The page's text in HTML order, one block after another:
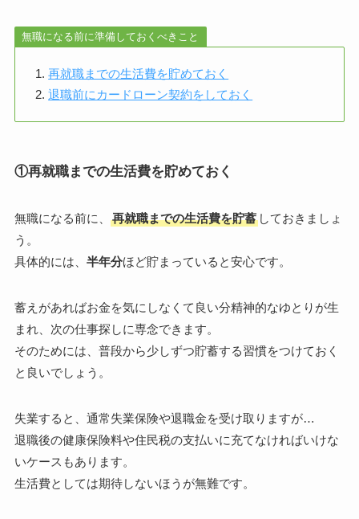
無職になる前に準備しておくべきこと
再就職までの生活費を貯めておく
退職前にカードローン契約をしておく
①再就職までの生活費を貯めておく
無職になる前に、 再就職までの生活費を貯蓄しておきましょ
う。
具体的には、 半年分ほど貯まっていると安心です。
蓄えがあればお金を気にしなくて良い分精神的なゆとりが生
まれ、次の仕事探しに専念できます。
そのためには、普段から少しずつ貯蓄する習慣をつけておく
と良いでしょう。
失業すると、通常失業保険や退職金を受け取りますが…
退職後の健康保険料や住民税の支払いに充てなければいけな
いケースもあります。
生活費としては期待しないほうが無難です。